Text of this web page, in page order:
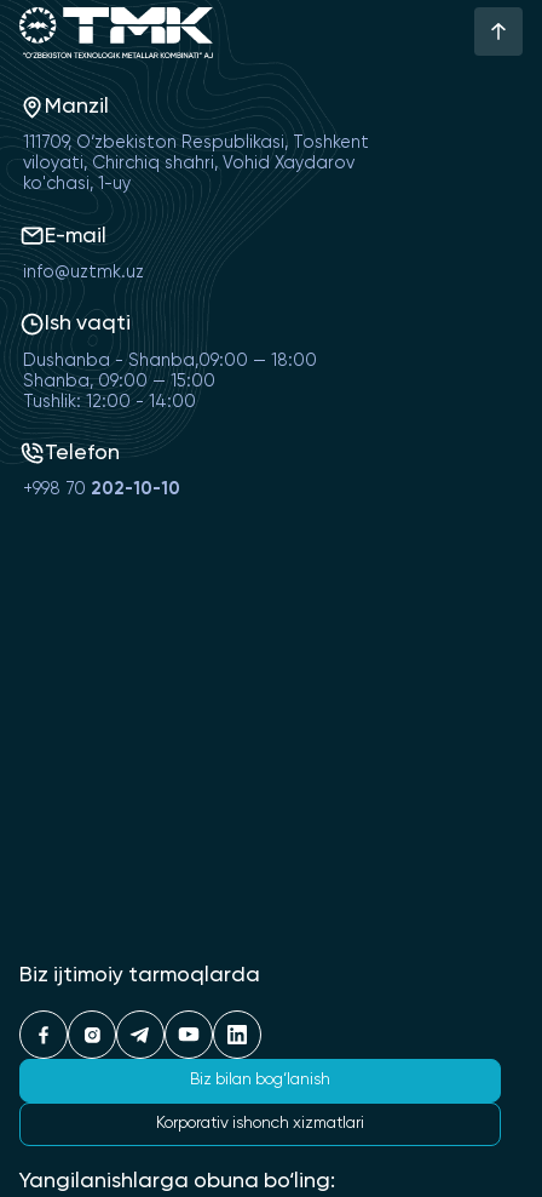
Manzil
111709, O‘zbekiston Respublikasi, Toshkent
viloyati, Chirchiq shahri, Vohid Xaydarov
ko'chasi, 1-uy
E-mail
info@uztmk.uz
Ish vaqti
Dushanba - Shanba,09:00 — 18:00
Shanba, 09:00 — 15:00
Tushlik: 12:00 - 14:00
Telefon
+998 70 202-10-10
Biz ijtimoiy tarmoqlarda
Biz bilan bog‘lanish
Korporativ ishonch xizmatlari
Yangilanishlarga obuna bo‘ling: